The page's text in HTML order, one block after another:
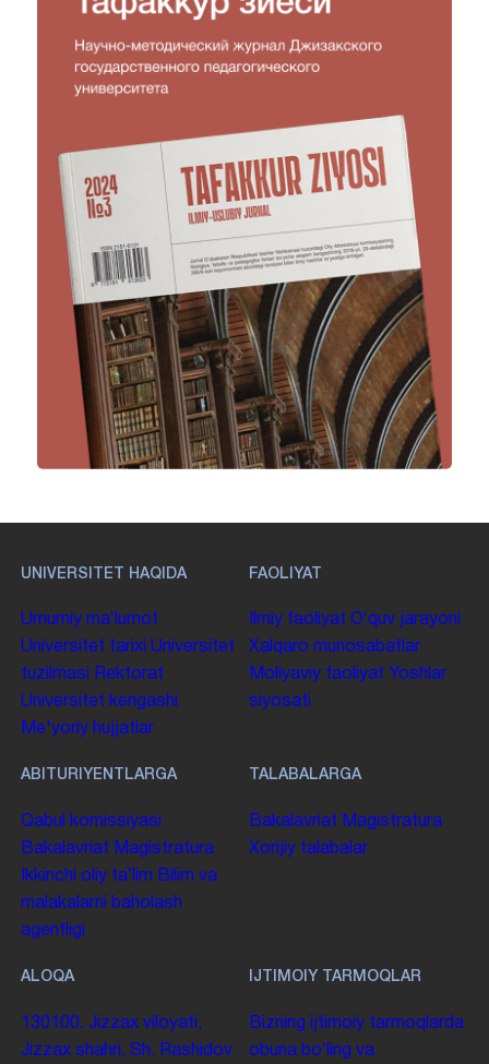
UNIVERSITET HAQIDA
Umumiy maʼlumot
Universitet tarixi Universitet
tuzilmasi
Rektorat
Universitet kengashi
Me'yoriy hujjatlar
FAOLIYAT
Ilmiy faoliyat Oʻquv jarayoni
Xalqaro munosabatlar
Moliyaviy faoliyat Yoshlar
siyosati
ABITURIYENTLARGA
Qabul komissiyasi
Bakalavriat Magistratura
Ikkinchi oliy taʼlim Bilim va
malakalarni baholash
agentligi
TALABALARGA
Bakalavriat Magistratura
Xorijiy talabalar
ALOQA
130100. Jizzax viloyati,
Jizzax shahri, Sh. Rashidov
IJTIMOIY TARMOQLAR
Bizning ijtimoiy tarmoqlarda
obuna boʻling va